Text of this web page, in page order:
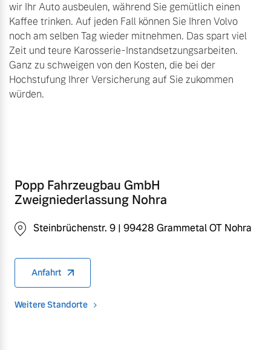
wir Ihr Auto ausbeulen, während Sie gemütlich einen
Kaffee trinken. Auf jeden Fall können Sie Ihren Volvo
noch am selben Tag wieder mitnehmen. Das spart viel
Zeit und teure Karosserie-Instandsetzungsarbeiten.
Ganz zu schweigen von den Kosten, die bei der
Hochstufung Ihrer Versicherung auf Sie zukommen
würden.
Popp Fahrzeugbau GmbH
Zweigniederlassung Nohra
Steinbrüchenstr. 9 | 99428 Grammetal OT Nohra
Anfahrt
Weitere Standorte